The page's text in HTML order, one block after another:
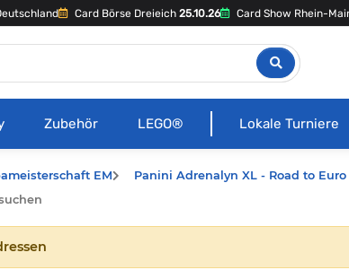
Card Börse Dreieich 25.10.26 Card Show Rhein-
Zubehör LEGO® Lokale Turniere
EM
Panini Adrenalyn XL - Road to